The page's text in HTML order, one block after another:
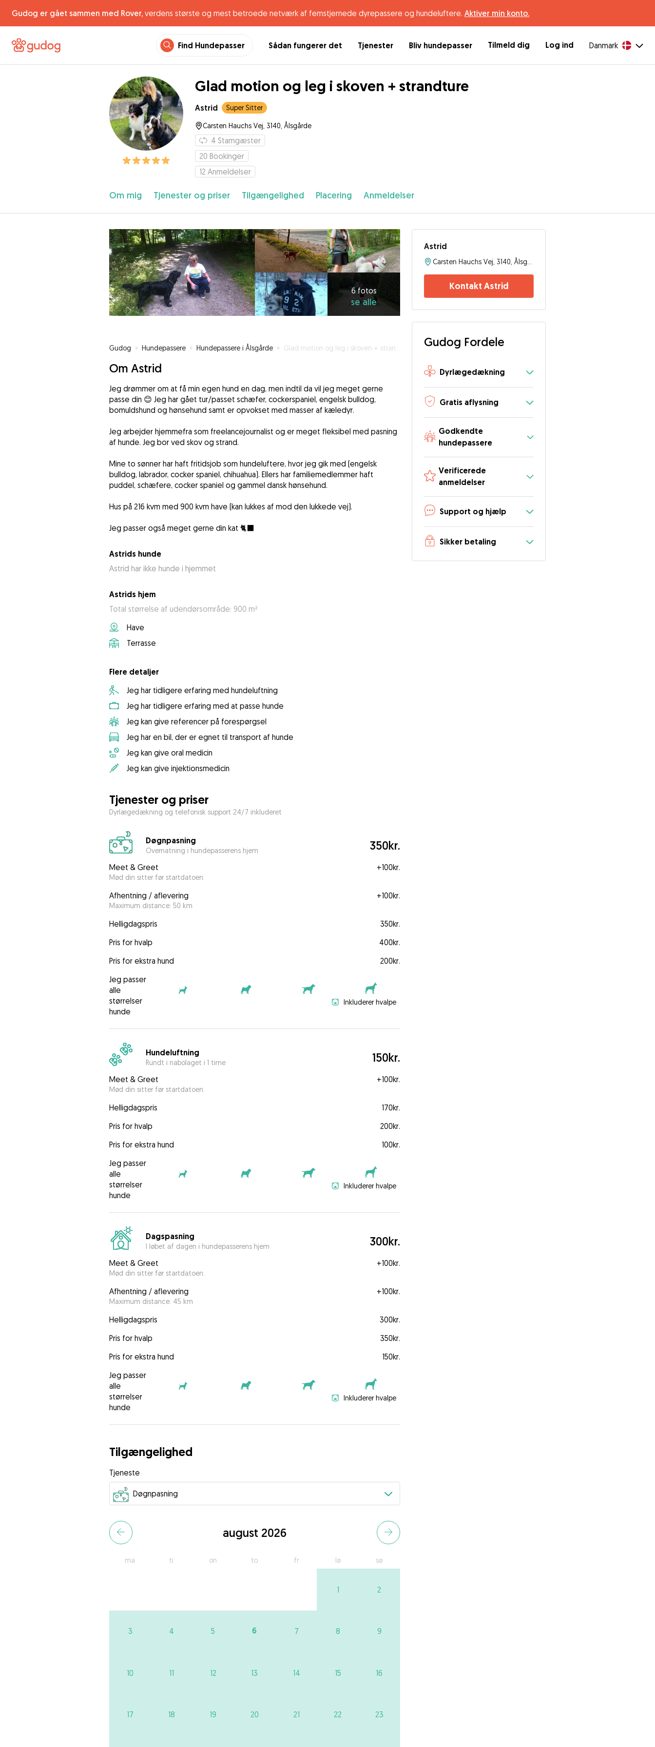
Gudog er gået sammen med Rover, verdens største og mest betroede netværk af femstjernede dyrepassere og hundeluftere. Aktiver min konto.
Find Hundepasser Sådan fungerer det Tjenester Bliv hundepasser Tilmeld dig Log ind Danmark
Glad motion og leg i skoven + strandture
Astrid Super Sitter
Carsten Hauchs Vej, 3140, Ålsgårde
4 Stamgæster
20 Bookinger
12 Anmeldelser
Om mig Tjenester og priser Tilgængelighed Placering Anmeldelser
6 fotos
se alle
Gudog » Hundepassere » Hundepassere i Ålsgårde » Glad motion og leg i skoven + strandture
Om Astrid
Jeg drømmer om at få min egen hund en dag, men indtil da vil jeg meget gerne
passe din 😊 Jeg har gået tur/passet schæfer, cockerspaniel, engelsk bulldog,
bomuldshund og hønsehund samt er opvokset med masser af kæledyr.
Jeg arbejder hjemmefra som freelancejournalist og er meget fleksibel med pasning
af hunde. Jeg bor ved skov og strand.
Mine to sønner har haft fritidsjob som hundeluftere, hvor jeg gik med (engelsk
bulldog, labrador, cocker spaniel, chihuahua). Ellers har familiemedlemmer haft
puddel, schæfere, cocker spaniel og gammel dansk hønsehund.
Hus på 216 kvm med 900 kvm have (kan lukkes af mod den lukkede vej).
Jeg passer også meget gerne din kat 🐈‍⬛
Astrids hunde
Astrid har ikke hunde i hjemmet
Astrids hjem
Total størrelse af udendørsområde: 900 m²
Have
Terrasse
Flere detaljer
Jeg har tidligere erfaring med hundeluftning
Jeg har tidligere erfaring med at passe hunde
Jeg kan give referencer på forespørgsel
Jeg har en bil, der er egnet til transport af hunde
Jeg kan give oral medicin
Jeg kan give injektionsmedicin
Tjenester og priser
Dyrlægedækning og telefonisk support 24/7 inkluderet
Døgnpasning
Overnatning i hundepasserens hjem 350kr.
Meet & Greet
Mød din sitter før startdatoen.
+100kr.
Afhentning / aflevering
Maximum distance: 50 km
+100kr.
Helligdagspris
350kr.
Pris for hvalp
400kr.
Pris for ekstra hund
200kr.
Jeg passer
alle
størrelser
hunde
Inkluderer hvalpe
Hundeluftning
Rundt i nabolaget i 1 time 150kr.
Meet & Greet
Mød din sitter før startdatoen.
+100kr.
Helligdagspris
170kr.
Pris for hvalp
200kr.
Pris for ekstra hund
100kr.
Jeg passer
alle
størrelser
hunde
Inkluderer hvalpe
Dagspasning
I løbet af dagen i hundepasserens hjem 300kr.
Meet & Greet
Mød din sitter før startdatoen.
+100kr.
Afhentning / aflevering
Maximum distance: 45 km
+100kr.
Helligdagspris
300kr.
Pris for hvalp
350kr.
Pris for ekstra hund
150kr.
Jeg passer
alle
størrelser
hunde
Inkluderer hvalpe
Tilgængelighed
Tjeneste
august 2026
ma ti on to fr lø sø
1 2
3 4 5 6 7 8 9
10 11 12 13 14 15 16
17 18 19 20 21 22 23
Astrid
Kontakt Astrid
Gudog Fordele
Dyrlægedækning
Gratis aflysning
Godkendte
hundepassere
Verificerede
anmeldelser
Support og hjælp
Sikker betaling